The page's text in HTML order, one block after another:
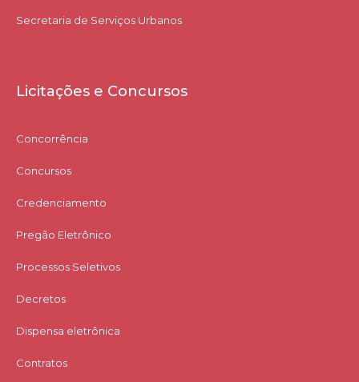
Secretaria de Serviços Urbanos
Licitações e Concursos
Concorrência
Concursos
Credenciamento
Pregão Eletrônico
Processos Seletivos
Decretos
Dispensa eletrônica
Contratos